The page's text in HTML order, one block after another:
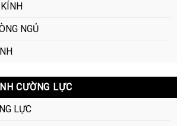
NGỦ
CƯỜNG LỰC
LỰC